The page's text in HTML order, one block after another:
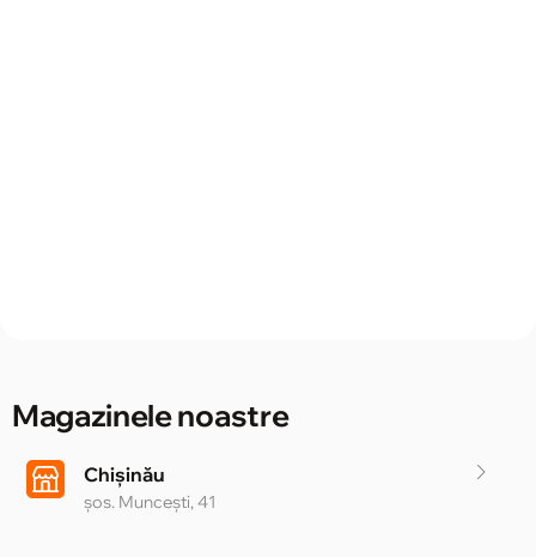
Magazinele noastre
Chișinău
șos. Muncești, 41